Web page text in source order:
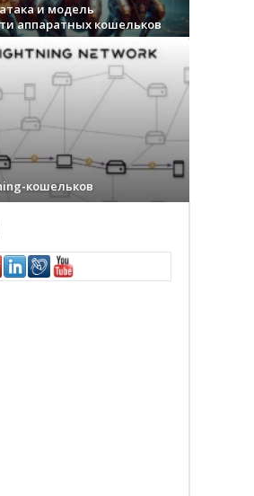
и модель
аппаратных кошельков
кошельков